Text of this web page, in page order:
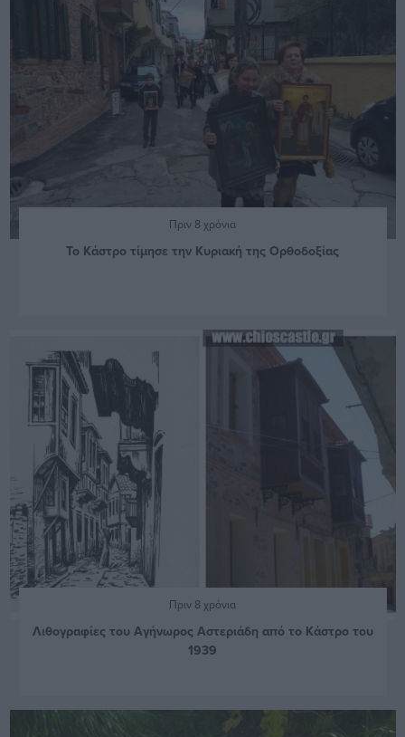
Πριν 8 χρόνια
Το Κάστρο τίμησε την Κυριακή της Ορθοδοξίας
Πριν 8 χρόνια
Λιθογραφίες του Αγήνωρος Αστεριάδη από το Κάστρο του
1939